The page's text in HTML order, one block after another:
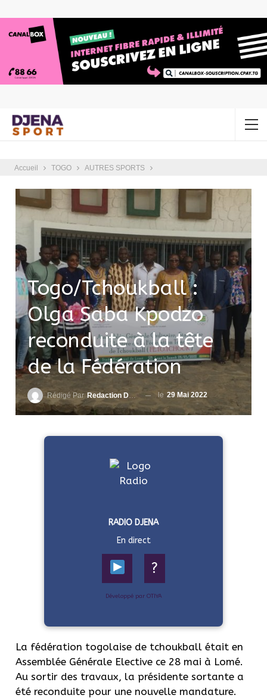
Accueil TOGO AUTRES SPORTS
Togo/Tchoukball :
Olga Saba Kpodzo
reconduite à la tête
de la Fédération
Rédigé Par Redaction DjenaSport le 29 Mai 2022
RADIO DJENA
En direct
?
Développé par OTIYA
La fédération togolaise de tchoukball était en
Assemblée Générale Elective ce 28 mai à Lomé.
Au sortir des travaux, la présidente sortante a
été reconduite pour une nouvelle mandature.